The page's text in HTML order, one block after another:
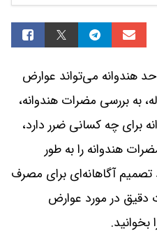
هندوانه می‌تواند عوارض
به بررسی مضرات هندوانه،
برای چه کسانی ضرر دارد،
هندوانه را به طور
تصمیم آگاهانه‌ای برای مصرف
دقیق در مورد عوارض